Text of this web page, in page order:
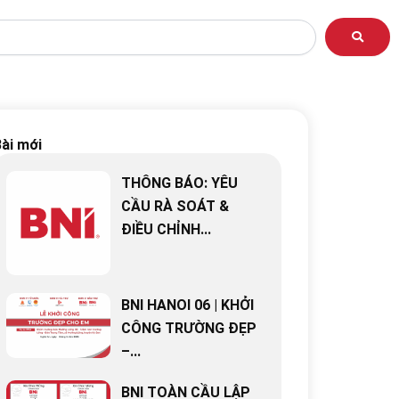
mới
THÔNG BÁO: YÊU
CẦU RÀ SOÁT &
ĐIỀU CHỈNH...
BNI HANOI 06 | KHỞI
CÔNG TRƯỜNG ĐẸP
–...
BNI TOÀN CẦU LẬP